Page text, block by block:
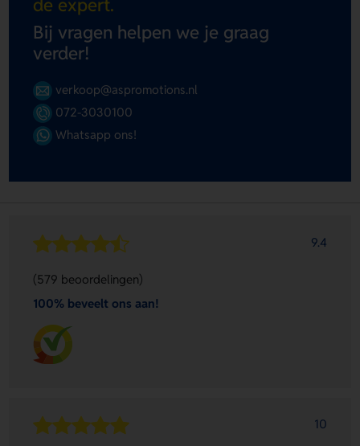
de expert.
Bij vragen helpen we je graag
verder!
verkoop@aspromotions.nl
072-3030100
Whatsapp ons!
9.4
(579 beoordelingen)
100% beveelt ons aan!
10